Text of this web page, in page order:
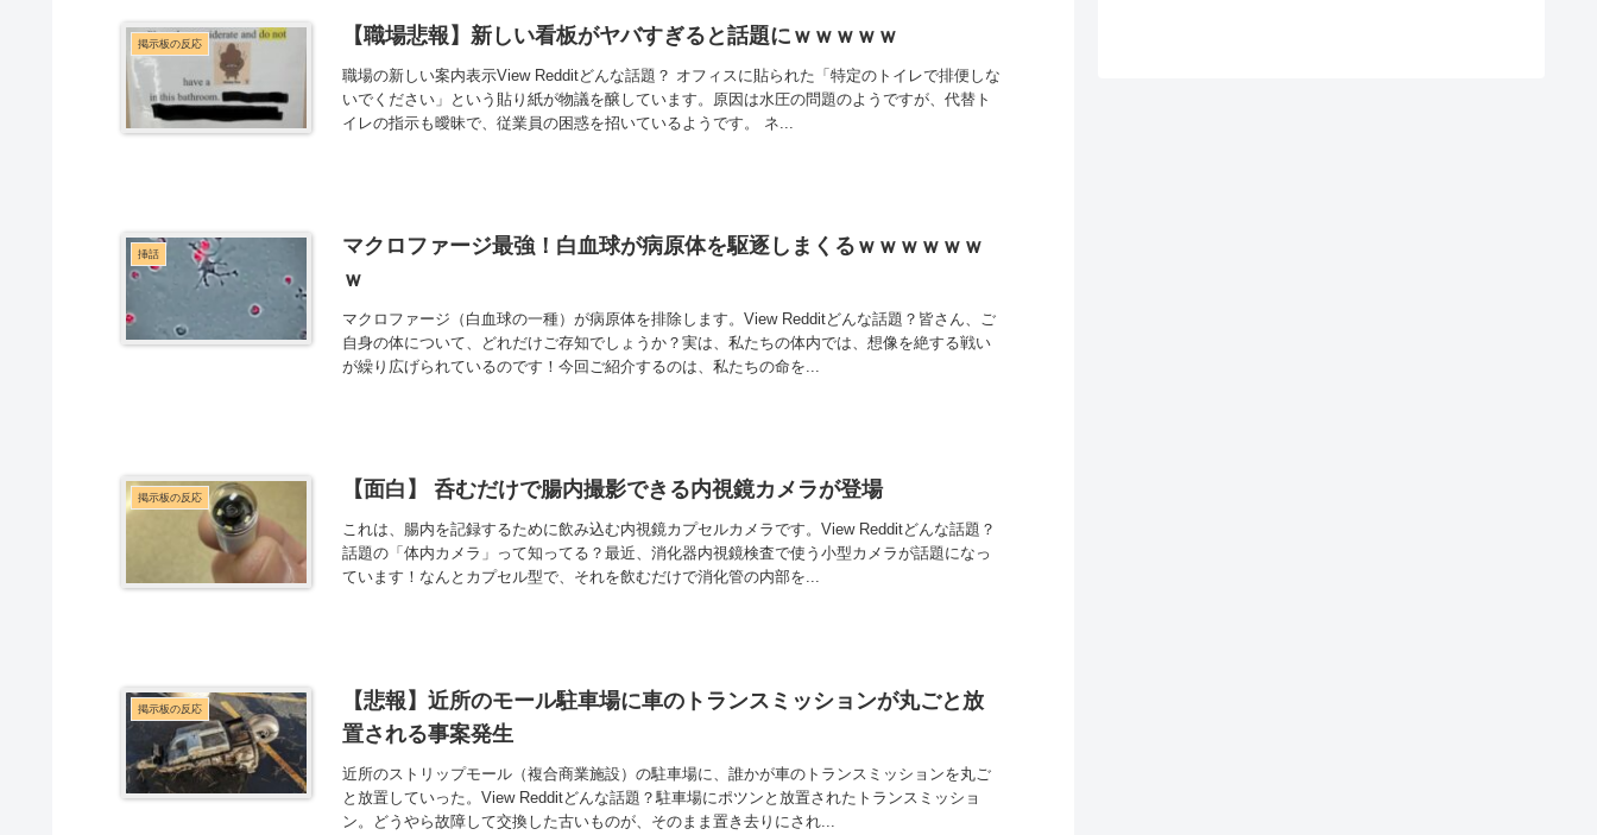
掲示板の反応 【職場悲報】新しい看板がヤバすぎると話題にｗｗｗｗｗ
職場の新しい案内表示View Redditどんな話題？ オフィスに貼られた「特定のトイレで排便しな
いでください」という貼り紙が物議を醸しています。原因は水圧の問題のようですが、代替ト
イレの指示も曖昧で、従業員の困惑を招いているようです。 ネ...
挿話
マクロファージ最強！白血球が病原体を駆逐しまくるｗｗｗｗｗｗ
ｗ
マクロファージ（白血球の一種）が病原体を排除します。View Redditどんな話題？皆さん、ご
自身の体について、どれだけご存知でしょうか？実は、私たちの体内では、想像を絶する戦い
が繰り広げられているのです！今回ご紹介するのは、私たちの命を...
掲示板の反応 【面白】 呑むだけで腸内撮影できる内視鏡カメラが登場
これは、腸内を記録するために飲み込む内視鏡カプセルカメラです。View Redditどんな話題？
話題の「体内カメラ」って知ってる？最近、消化器内視鏡検査で使う小型カメラが話題になっ
ています！なんとカプセル型で、それを飲むだけで消化管の内部を...
掲示板の反応
【悲報】近所のモール駐車場に車のトランスミッションが丸ごと放
置される事案発生
近所のストリップモール（複合商業施設）の駐車場に、誰かが車のトランスミッションを丸ご
と放置していった。View Redditどんな話題？駐車場にポツンと放置されたトランスミッショ
ン。どうやら故障して交換した古いものが、そのまま置き去りにされ...